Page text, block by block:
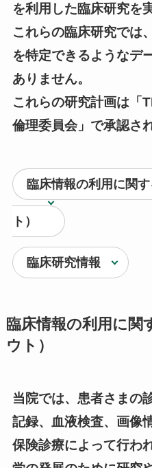
を利用した臨床研究を
これらの臨床研究では
を特定できるようなデ
ありません。
これらの研究計画は「
倫理委員会」で承認さ
臨床情報の利用に関
ト）
臨床研究情報
臨床情報の利用に関
ウト）
当院では、患者さまの
記録、血液検査、画像
保険診療によって行わ